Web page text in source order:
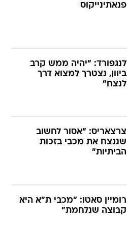
פנאתינייקוס
לנגפורד: "יהיה ממש קרב
ביוון, נצטרך למצוא דרך
לנצח"
צרצאריס: "אסור לחשוב
שננצח את מכבי בזכות
הביתיות"
רומיין סאטו: "מכבי ת"א היא
קבוצה שנלחמת"